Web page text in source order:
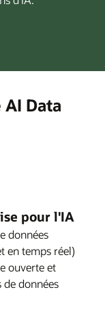
Data
pour l'IA
données
en temps réel)
ouverte et
de données